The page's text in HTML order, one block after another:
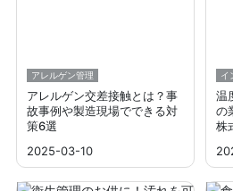
アレルゲン管理
アレルゲン交差接触とは？事
故事例や製造現場でできる対
策6選
2025-03-10
イ
温
の
株